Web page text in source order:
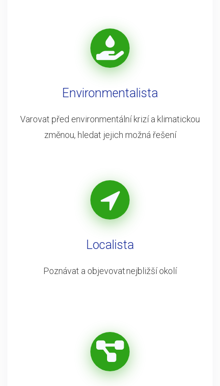
Environmentalista
Varovat před environmentální krizí a klimatickou
změnou, hledat jejich možná řešení
Localista
Poznávat a objevovat nejbližší okolí